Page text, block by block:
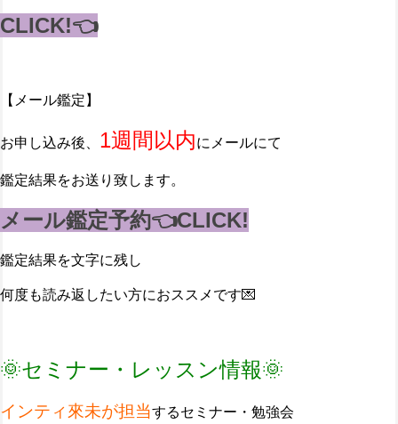
CLICK!👈
【メール鑑定】
お申し込み後、 1週間以内にメールにて
鑑定結果をお送り致します。
メール鑑定予約👈CLICK!
鑑定結果を文字に残し
何度も読み返したい方におススメです💌
🌞セミナー・レッスン情報🌞
インティ來未が担当するセミナー・勉強会